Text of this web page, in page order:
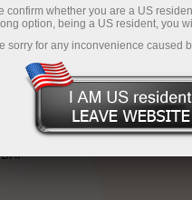
confirm whether you are a US
option, being a US resident, you
sorry for any inconvenience caused